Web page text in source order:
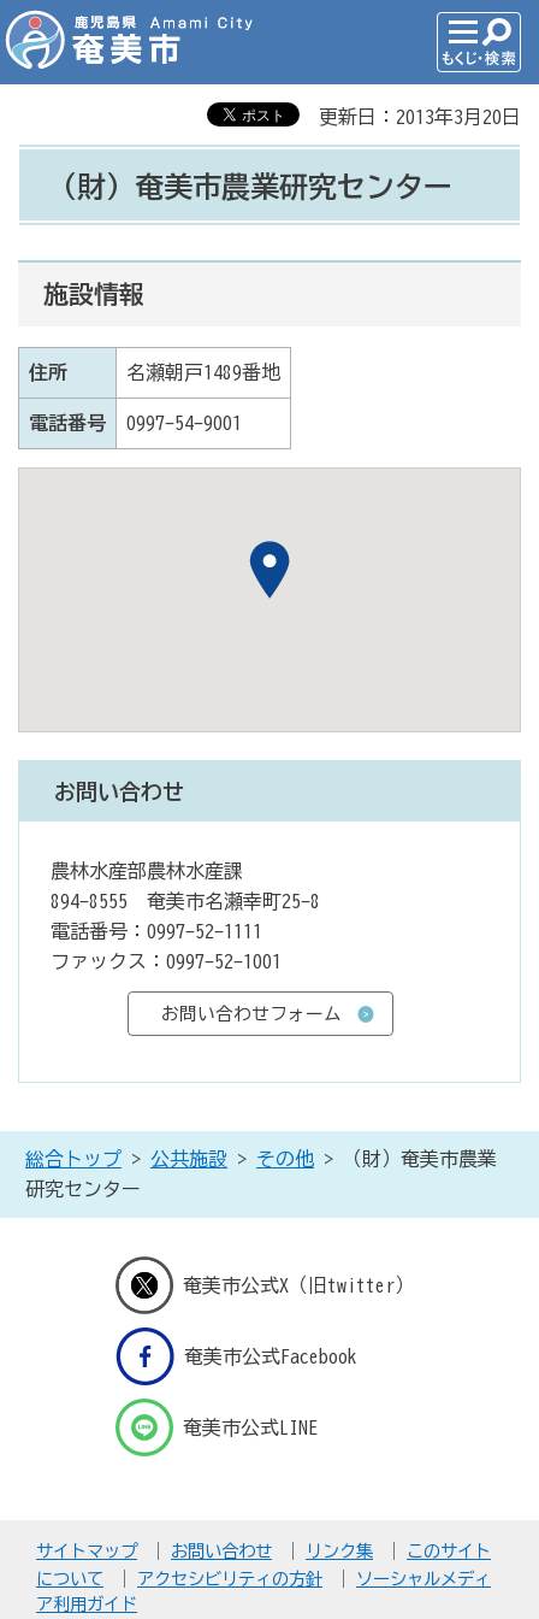
更新日：2013年3月20日
（財）奄美市農業研究センター
施設情報
住所 名瀬朝戸1489番地
電話番号 0997-54-9001
お問い合わせ
農林水産部農林水産課
894-8555 奄美市名瀬幸町25-8
電話番号：0997-52-1111
ファックス：0997-52-1001
総合トップ > 公共施設 > その他 > （財）奄美市農業
研究センター
奄美市公式X（旧twitter）
奄美市公式Facebook
奄美市公式LINE
サイトマップ お問い合わせ リンク集
このサイト
について
アクセシビリティの方針
ソーシャルメディ
ア利用ガイド